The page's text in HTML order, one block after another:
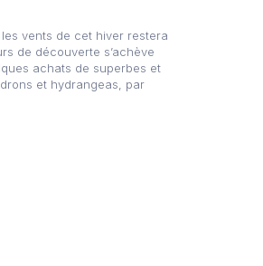
vents de cet hiver restera
de découverte s’achève
achats de superbes et
et hydrangeas, par